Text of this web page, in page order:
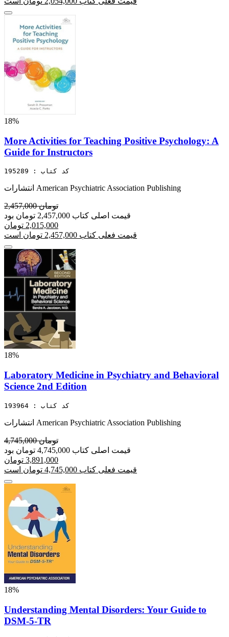
18%
More Activities for Teaching Positive Psychology: A
Guide for Instructors
کد کتاب : 195289
انتشارات American Psychiatric Association Publishing
2,457,000 تومان
قیمت اصلی کتاب 2,457,000 تومان بود
2,015,000 تومان
قیمت فعلی کتاب 2,457,000 تومان است
18%
Laboratory Medicine in Psychiatry and Behavioral
Science 2nd Edition
کد کتاب : 193964
انتشارات American Psychiatric Association Publishing
4,745,000 تومان
قیمت اصلی کتاب 4,745,000 تومان بود
3,891,000 تومان
قیمت فعلی کتاب 4,745,000 تومان است
18%
Understanding Mental Disorders: Your Guide to
DSM-5-TR